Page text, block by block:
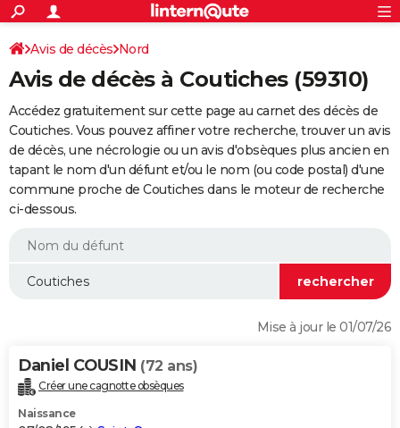
ACTUALITÉS
Politique
Société
Faits Divers
Education
Monde
Villes
+
SPORT
Coupe du monde 2026
Football
Tennis
Cyclisme
Rugby
Forum
Programme TV
TNT
Streaming
Cinéma
Sorties cinéma
Musique
+
FINANCE
Retraite
Epargne
Immobilier
Risques naturels par ville
Assurance
AUTO
Essais
Réserver un essai
Citadines
Berlines
SUV
Forum auto
+HIGH-TECH
BRICOLAGE
WEEK-END
Alimentation
Guide de la santé
Maladies
Médicaments
Sommeil
VOYAGE
Destinations
City break
Voyage nature
Voyage de noces
Forum
Climat
+PHOTO
Avis de décès Nord
Avis de décès à Coutiches (59310)
Accédez gratuitement sur cette page au carnet des décès de
Coutiches. Vous pouvez affiner votre recherche, trouver un avis
de décès, une nécrologie ou un avis d'obsèques plus ancien en
tapant le nom d'un défunt et/ou le nom (ou code postal) d'une
commune proche de Coutiches dans le moteur de recherche
ci-dessous.
Mise à jour le 01/07/26
Daniel COUSIN (72 ans)
Créer une cagnotte obsèques
Naissance